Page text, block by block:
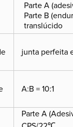
Parte A
Parte B
translúcido
junta perfeita
A:B = 10:1
Parte A